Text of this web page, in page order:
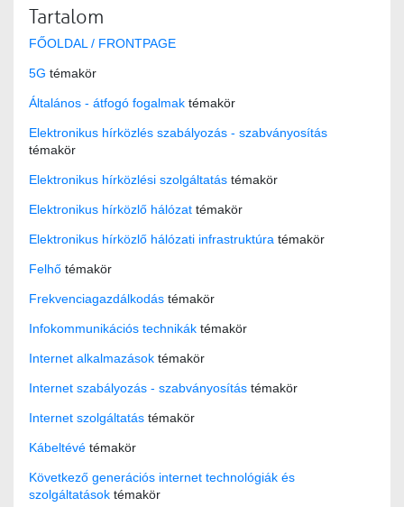
Tartalom
FŐOLDAL / FRONTPAGE
5G témakör
Általános - átfogó fogalmak témakör
Elektronikus hírközlés szabályozás - szabványosítás
témakör
Elektronikus hírközlési szolgáltatás témakör
Elektronikus hírközlő hálózat témakör
Elektronikus hírközlő hálózati infrastruktúra témakör
Felhő témakör
Frekvenciagazdálkodás témakör
Infokommunikációs technikák témakör
Internet alkalmazások témakör
Internet szabályozás - szabványosítás témakör
Internet szolgáltatás témakör
Kábeltévé témakör
Következő generációs internet technológiák és
szolgáltatások témakör